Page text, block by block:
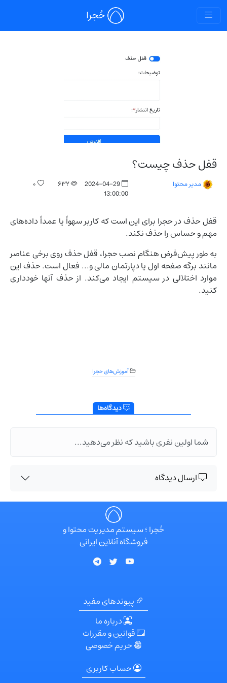
حُجرا
قفل حذف چیست؟
مدیر محتوا
2024-04-29
13:00:00
۶۳۲ ۰
قفل حذف در حجرا برای این است که کاربر سهواً یا عمداً داده‌های
مهم و حساس را حذف نکند.
به طور پیش‌فرض هنگام نصب حجرا، قفل حذف روی برخی عناصر
مانند برگه صفحه اول یا دپارتمان مالی و... فعال است. حذف این
موارد اختلالی در سیستم ایجاد می‌کند. از حذف آنها خودداری
کنید.
آموزش‌های حجرا
دیدگاه‌ها
شما اولین نفری باشید که نظر می‌دهید...
ارسال دیدگاه
حُجرا ؛ سیستم مدیریت محتوا و
فروشگاه آنلاین ایرانی
پیوندهای مفید
درباره ما
قوانین و مقررات
حریم خصوصی
حساب کاربری